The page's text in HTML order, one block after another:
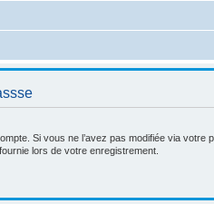
Si vous ne l’avez pas modifiée via votre
lors de votre enregistrement.